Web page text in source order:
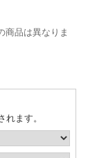
商品は異なりま
ます。